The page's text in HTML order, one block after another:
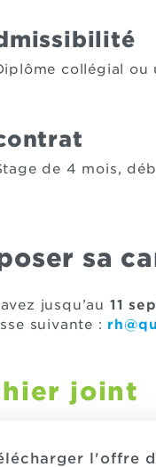
collégial ou
de 4 mois,
sa
jusqu’au 11
suivante :
joint
l'offre